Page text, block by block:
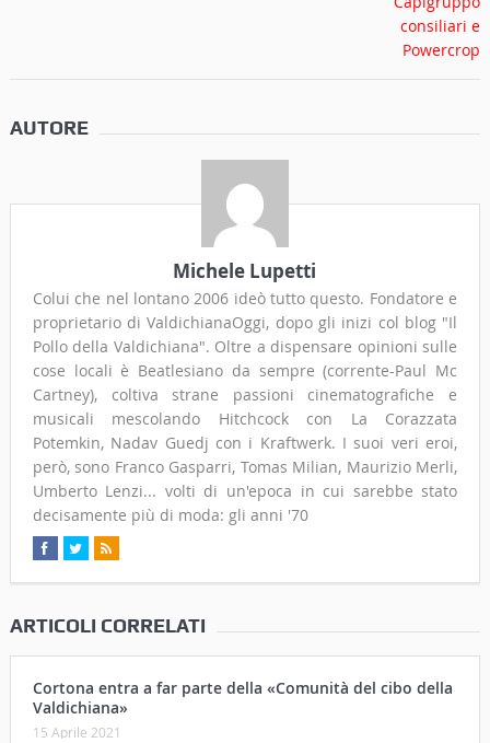
AUTORE
Michele Lupetti
Colui che nel lontano 2006 ideò tutto questo. Fondatore e
proprietario di ValdichianaOggi, dopo gli inizi col blog "Il
Pollo della Valdichiana". Oltre a dispensare opinioni sulle
cose locali è Beatlesiano da sempre (corrente-Paul Mc
Cartney), coltiva strane passioni cinematografiche e
musicali mescolando Hitchcock con La Corazzata
Potemkin, Nadav Guedj con i Kraftwerk. I suoi veri eroi,
però, sono Franco Gasparri, Tomas Milian, Maurizio Merli,
Umberto Lenzi... volti di un'epoca in cui sarebbe stato
decisamente più di moda: gli anni '70
ARTICOLI CORRELATI
Cortona entra a far parte della «Comunità del cibo della
Valdichiana»
15 Aprile 2021